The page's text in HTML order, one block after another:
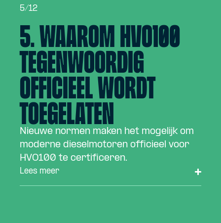
5/12
5. Waarom HVO100
tegenwoordig
officieel wordt
toegelaten
Nieuwe normen maken het mogelijk om
moderne dieselmotoren officieel voor
HVO100 te certificeren.
Lees meer